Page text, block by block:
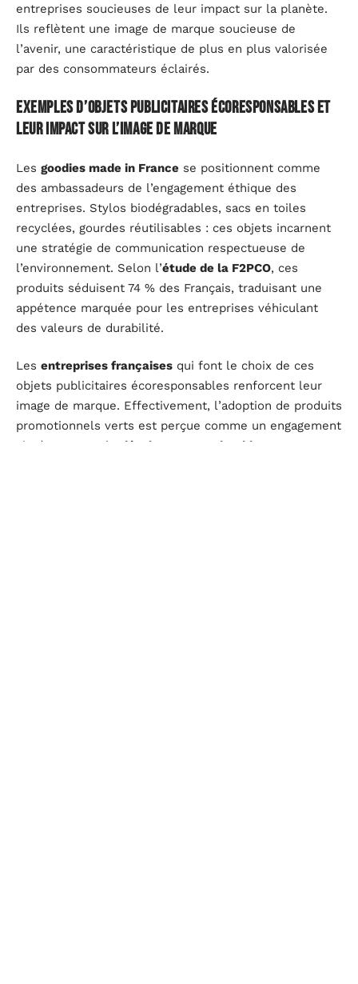
entreprises soucieuses de leur impact sur la planète.
Ils reflètent une image de marque soucieuse de
l’avenir, une caractéristique de plus en plus valorisée
par des consommateurs éclairés.
Exemples d’objets publicitaires écoresponsables et
leur impact sur l’image de marque
Les goodies made in France se positionnent comme
des ambassadeurs de l’engagement éthique des
entreprises. Stylos biodégradables, sacs en toiles
recyclées, gourdes réutilisables : ces objets incarnent
une stratégie de communication respectueuse de
l’environnement. Selon l’étude de la F2PCO, ces
produits séduisent 74 % des Français, traduisant une
appétence marquée pour les entreprises véhiculant
des valeurs de durabilité.
Les entreprises françaises qui font le choix de ces
objets publicitaires écoresponsables renforcent leur
image de marque. Effectivement, l’adoption de produits
promotionnels verts est perçue comme un engagement
sincère envers le
développement durable